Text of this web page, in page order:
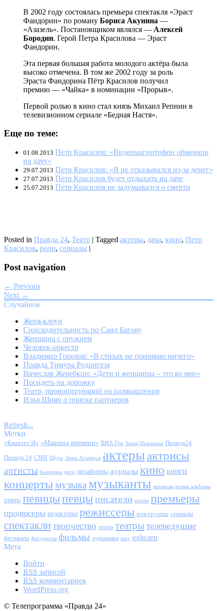
В 2002 году состоялась премьера спектакля «Эраст
Фандорин» по роману Бориса Акунина —
«Азазель». Постановщиком являлся — Алексей
Бородин. Герой Петра Красилова — Эраст
Фандорин.
Эта первая большая работа молодого актёра была
высоко отмечена. В том же 2002 году за роль
Эраста Фандорина Пётр Красилов получил
премию — «Чайка» в номинации «Прорыв».
Первой ролью в кино стал князь Михаил Репнин в
телевизионном сериале «Бедная Настя».
Еще по теме:
01.08.2013 Петр Красилов: «Видеомагнитофон обменяли
на дачу»
29.07.2013 Петр Красилов: «Я не отказывался из-за денег»
27.07.2013 Петр Красилов будет отдыхать на даче
25.07.2013 Петр Красилов не задумывался о смерти
Posted in Правда 24, Театр | Tagged актеры, дача, кино, Петр
Красилов, роли, сериалы |
Post navigation
← Previous
Next →
Случайное
Женя-клоун
Снисходительность по Саид Багову
Женщина с оружием
Человек-оркестр
Владимир Горохов: «В стихах не понимаю ничего»
Правда Тимура Родригеза
Вячеслав Жеребкин: «Дети и женщины – это ко мне»
Посидеть на дорожку
Театр, провоцирующий на размышления
Илья Шиян о поиске партнеров
Refresh...
Метки
«Квартет И» «Машина времени» ВИА Гра Захар Прилепин Правда24
Правда 24 СМИ Шура Эмин Агаларов актерыактрисы
артисты балерины дети дизайнеры журналы кино книги
концерты музыка музыканты мюзиклы новые альбомы
певец певицыпевцыписатели поэты премьеры
продюсеры редакторы режиссеры рок-группы сериалы
спектаклитворчество театр театрытелеведущие
фестивали фигуристы фильмы художники шоу юбилеи
Мета
Войти
RSS записей
RSS комментариев
WordPress.org
© Телепрограмма «Правда 24»